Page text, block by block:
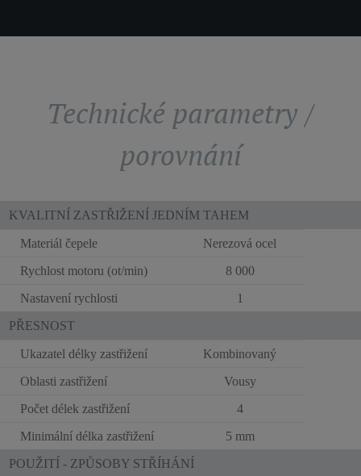
Technické parametry /
porovnání
KVALITNÍ ZASTŘIŽENÍ JEDNÍM TAHEM
Materiál čepele
Nerezová ocel
Rychlost motoru (ot/min)
8 000
Nastavení rychlosti
1
PŘESNOST
Ukazatel délky zastřižení
Kombinovaný
Oblasti zastřižení
Vousy
Počet délek zastřižení
4
Minimální délka zastřižení
5 mm
POUŽITÍ - ZPŮSOBY STŘÍHÁNÍ